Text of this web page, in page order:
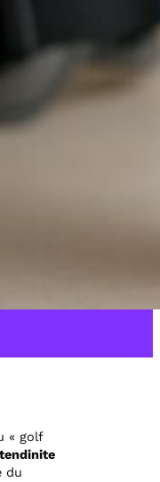
« golf
tendinite
du